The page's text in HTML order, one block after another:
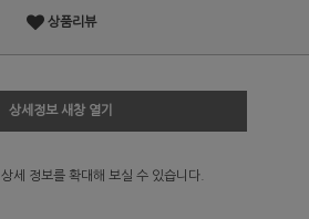
상품리뷰
상세정보 새창 열기
상세 정보를 확대해 보실 수 있습니다.